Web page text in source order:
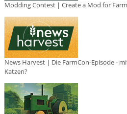
Modding Contest | Create a Mod for
News Harvest | Die FarmCon-Episode -
Katzen?